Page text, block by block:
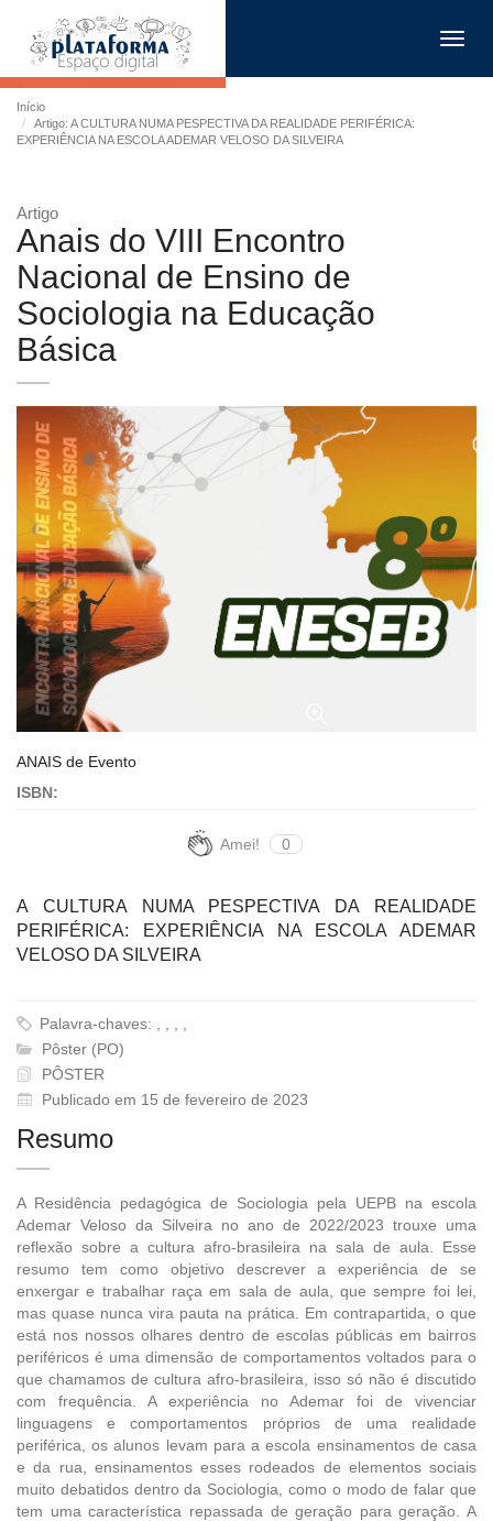
Início
Artigo: A CULTURA NUMA PESPECTIVA DA REALIDADE PERIFÉRICA:
EXPERIÊNCIA NA ESCOLA ADEMAR VELOSO DA SILVEIRA
Artigo
Anais do VIII Encontro
Nacional de Ensino de
Sociologia na Educação
Básica
ANAIS de Evento
ISBN:
Amei! 0
A CULTURA NUMA PESPECTIVA DA REALIDADE
PERIFÉRICA: EXPERIÊNCIA NA ESCOLA ADEMAR
VELOSO DA SILVEIRA
Palavra-chaves: , , , ,
Pôster (PO)
PÔSTER
Publicado em 15 de fevereiro de 2023
Resumo
A Residência pedagógica de Sociologia pela UEPB na escola
Ademar Veloso da Silveira no ano de 2022/2023 trouxe uma
reflexão sobre a cultura afro-brasileira na sala de aula. Esse
resumo tem como objetivo descrever a experiência de se
enxergar e trabalhar raça em sala de aula, que sempre foi lei,
mas quase nunca vira pauta na prática. Em contrapartida, o que
está nos nossos olhares dentro de escolas públicas em bairros
periféricos é uma dimensão de comportamentos voltados para o
que chamamos de cultura afro-brasileira, isso só não é discutido
com frequência. A experiência no Ademar foi de vivenciar
linguagens e comportamentos próprios de uma realidade
periférica, os alunos levam para a escola ensinamentos de casa
e da rua, ensinamentos esses rodeados de elementos sociais
muito debatidos dentro da Sociologia, como o modo de falar que
tem uma característica repassada de geração para geração. A